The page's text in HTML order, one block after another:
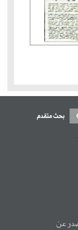
بحث متقدم
عن